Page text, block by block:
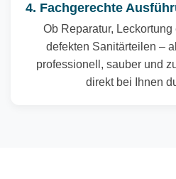
4. Fachgerechte
Ob Reparatur,
defekten Sanitärteilen –
professionell, sauber und
direkt bei Ihnen